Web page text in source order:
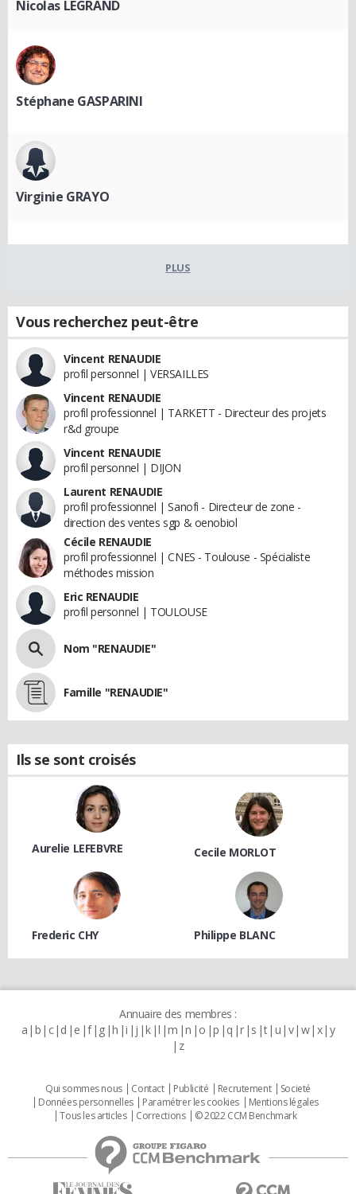
Nicolas LEGRAND
Stéphane GASPARINI
Virginie GRAYO
PLUS
Vous recherchez peut-être
Vincent RENAUDIE
profil personnel | VERSAILLES
Vincent RENAUDIE
profil professionnel | TARKETT - Directeur des projets
r&d groupe
Vincent RENAUDIE
profil personnel | DIJON
Laurent RENAUDIE
profil professionnel | Sanofi - Directeur de zone -
direction des ventes sgp & oenobiol
Cécile RENAUDIE
profil professionnel | CNES - Toulouse - Spécialiste
méthodes mission
Eric RENAUDIE
profil personnel | TOULOUSE
Nom "RENAUDIE"
Famille "RENAUDIE"
Ils se sont croisés
Aurelie LEFEBVRE Cecile MORLOT
Frederic CHY Philippe BLANC
Annuaire des membres :
a b c d e f g h i j k l m n o p q r s t u v w x y
z
Qui sommes nous Contact Publicité Recrutement
Societé
Données personnelles
Paramétrer les cookies
Mentions légales
Tous les articles
Corrections © 2022 CCM Benchmark